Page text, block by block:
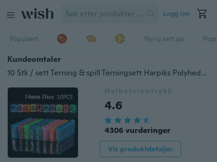
Logg inn
Populært Nylig sett på
Kundeomtaler
10 Stk / sett Terning & spill Terningsett Harpiks Polyhedrale spill Gjennomsiktige flerpoledriske sider Terningepop for spillspill 14mm 10 farger for valg
Helhetsinntrykk
4.6
4306 vurderinger
Vis produktdetaljer